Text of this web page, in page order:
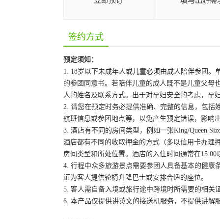
签约方式
预定须知：
1. 18岁以下未成年人或儿童必须由成人陪伴参团
的参团同意书。若陪伴儿童的成人既不是儿童父母
人的姓名及联系方式。出于对孕妇安全的考虑，孕
2. 请您在预定时务必提供准确、完整的信息，包
航班信息或参团地点等，以免产生预定错误，影响
3. 酒店有不同的房间类型，例如一张King/Queen
酒店都有不同的收取押金的方式（多以信用卡办理
房间类型和所处位置。酒店的入住时间通常在15:00
4. 行程中众多旅游景点需要参团人具备基本的健
证为客人提供轮椅升降巴士或安排合适的座位。
5. 客人需自备入境或旅行途中跨境时所需要的相
6. 本产品仅提供讲英文的接送机服务，不提供讲解